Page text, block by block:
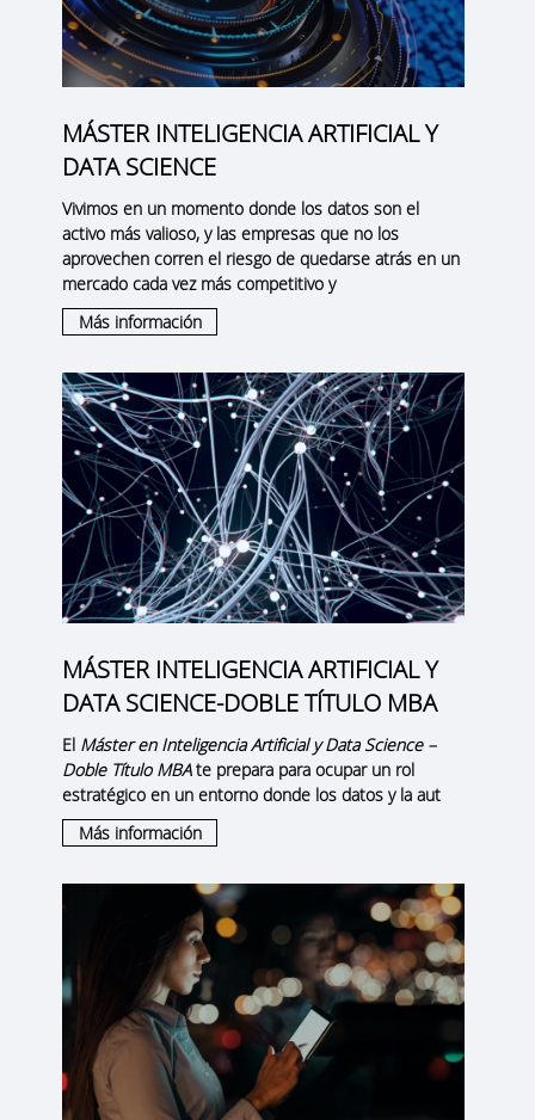
MÁSTER INTELIGENCIA ARTIFICIAL Y
DATA SCIENCE
Vivimos en un momento donde los datos son el
activo más valioso, y las empresas que no los
aprovechen corren el riesgo de quedarse atrás en un
mercado cada vez más competitivo y
Más información
MÁSTER INTELIGENCIA ARTIFICIAL Y
DATA SCIENCE-DOBLE TÍTULO MBA
El Máster en Inteligencia Artificial y Data Science –
Doble Título MBAte prepara para ocupar un rol
estratégico en un entorno donde los datos y la aut
Más información